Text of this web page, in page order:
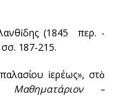
(1845 περ. -
187-215.
ἱερέως», στὸ
Μαθηματάριον–